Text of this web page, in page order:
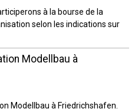
à la bourse de la
selon les indications sur
Modellbau à
Modellbau à Friedrichshafen.